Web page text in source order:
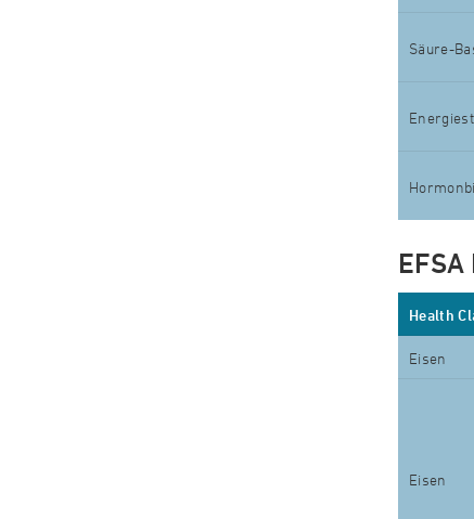
Säure-
Health
Eisen
Eisen